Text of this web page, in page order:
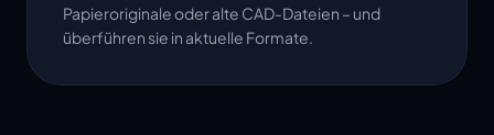
Papieroriginale oder alte CAD-Dateien – und
überführen sie in aktuelle Formate.